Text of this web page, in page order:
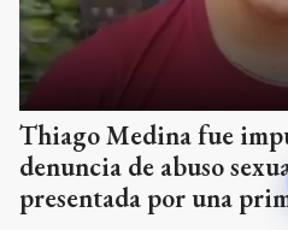
Thiago Medina fue
denuncia de abuso
presentada por una